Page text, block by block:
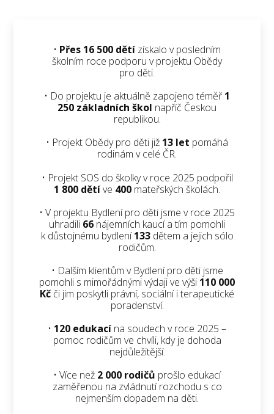
• Přes 16 500 dětí získalo v posledním
školním roce podporu v projektu Obědy
pro děti.
• Do projektu je aktuálně zapojeno téměř 1
250 základních škol napříč Českou
republikou.
• Projekt Obědy pro děti již 13 let pomáhá
rodinám v celé ČR.
• Projekt SOS do školky v roce 2025 podpořil
1 800 dětíve 400 mateřských školách.
• V projektu Bydlení pro děti jsme v roce 2025
uhradili 66 nájemních kaucí a tím pomohli
k důstojnému bydlení133dětem a jejich sólo
rodičům.
• Dalším klientům v Bydlení pro děti jsme
pomohli s mimořádnými výdaji ve výši 110 000
Kč či jim poskytli právní, sociální i terapeutické
poradenství.
• 120 edukací na soudech v roce 2025 –
pomoc rodičům ve chvíli, kdy je dohoda
nejdůležitější.
• Více než 2 000 rodičů prošlo edukací
zaměřenou na zvládnutí rozchodu s co
nejmenším dopadem na děti.